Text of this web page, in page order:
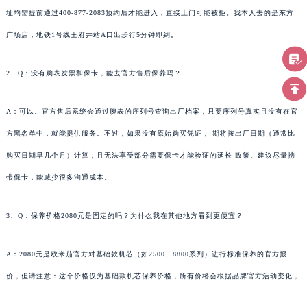
址均需提前通过400-877-2083预约后才能进入，直接上门可能被拒。我本人去的是东方
广场店，地铁1号线王府井站A口出步行5分钟即到。
2、Q：没有购表发票和保卡，能去官方售后保养吗？
A：可以。官方售后系统会通过腕表的序列号查询出厂档案，只要序列号真实且没有在官
方黑名单中，就能提供服务。不过，如果没有原始购买凭证， 期将按出厂日期（通常比
购买日期早几个月）计算，且无法享受部分需要保卡才能验证的延长 政策。建议尽量携
带保卡，能减少很多沟通成本。
3、Q：保养价格2080元是固定的吗？为什么我在其他地方看到更便宜？
A：2080元是欧米茄官方对基础款机芯（如2500、8800系列）进行标准保养的官方报
价，但请注意：这个价格仅为基础款机芯保养价格，所有价格会根据品牌官方活动变化，